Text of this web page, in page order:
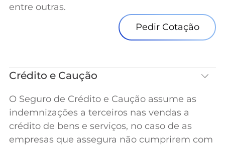
entre outras.
Pedir Cotação
Crédito e Caução
O Seguro de Crédito e Caução assume as
indemnizações a terceiros nas vendas a
crédito de bens e serviços, no caso de as
empresas que assegura não cumprirem com